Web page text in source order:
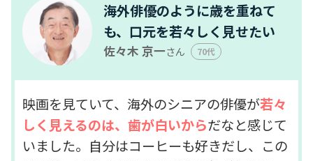
海外俳優のように歳を重ねて
も、口元を若々しく見せたい
佐々木 京一さん 70代
映画を見ていて、海外のシニアの俳優が若々
しく見えるのは、歯が白いからだなと感じて
いました。自分はコーヒーも好きだし、この